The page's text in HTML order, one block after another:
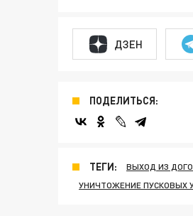
ДЗЕН
ПОДЕЛИТЬСЯ:
ТЕГИ: ВЫХОД ИЗ
УНИЧТОЖЕНИЕ ПУСКОВЫХ